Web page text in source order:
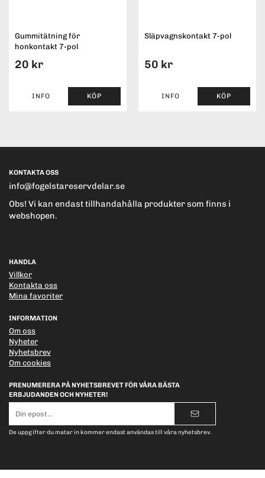
Gummitätning för
honkontakt 7-pol
20 kr
INFO KÖP
Släpvagnskontakt 7-pol
50 kr
INFO KÖP
KONTAKTA OSS
info@fogelstareservdelar.se
Obs! Vi kan endast tillhandahålla produkter som finns i
webshopen.
HANDLA
Villkor
Kontakta oss
Mina favoriter
INFORMATION
Om oss
Nyheter
Nyhetsbrev
Om cookies
PRENUMERERA PÅ NYHETSBREVET FÖR VÅRA BÄSTA
ERBJUDANDEN OCH NYHETER!
postadress
De uppgifter du matar in kommer endast användas till våra nyhetsbrev.